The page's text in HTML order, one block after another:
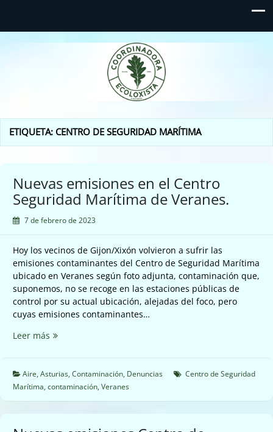
Coordinadora Ecoloxista
d'Asturies
ETIQUETA: CENTRO DE SEGURIDAD MARÍTIMA
Nuevas emisiones en el Centro
Seguridad Marítima de Veranes.
7 de febrero de 2023
Hoy los vecinos de Gijon/Xixón volvieron a sufrir las
emisiones contaminantes del Centro de Seguridad Marítima
ubicado en Veranes según foto adjunta, contaminación que,
suponemos, no se recoge en las estaciones públicas de
control por su actual ubicación, alejadas del foco, pero
cuyas emisiones contaminantes…
Leer más Nuevas
el
Centro
Seguridad
Aire, Asturias, Contaminación, Denuncias
Centro de Seguridad
Marítima, contaminación, Veranes